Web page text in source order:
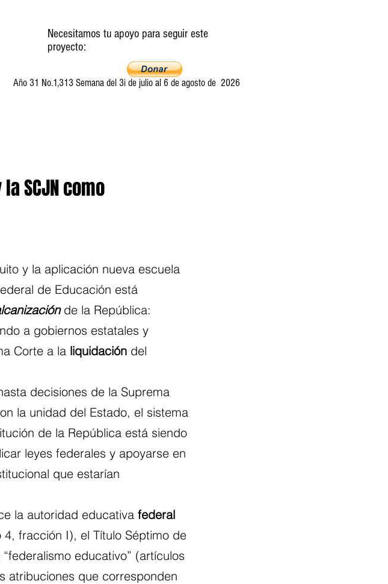
Necesitamos tu apoyo para seguir este
proyecto:
Año 31 No.1,313 Semana del 3i de julio al 6 de agosto de 2026
SCJN como
y la aplicación nueva escuela
de Educación está
de la República:
a gobiernos estatales y
Corte a la liquidación del
decisiones de la Suprema
la unidad del Estado, el sistema
de la República está siendo
leyes federales y apoyarse en
que estarían
la autoridad educativa federal
fracción I), el Título Séptimo de
educativo” (artículos
atribuciones que corresponden